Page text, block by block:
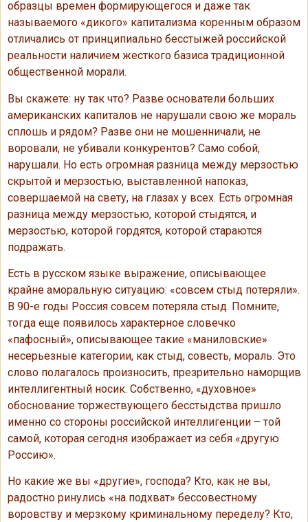
образцы времен формирующегося и даже так
называемого «дикого» капитализма коренным образом
отличались от принципиально бесстыжей российской
реальности наличием жесткого базиса традиционной
общественной морали.
Вы скажете: ну так что? Разве основатели больших
американских капиталов не нарушали свою же мораль
сплошь и рядом? Разве они не мошенничали, не
воровали, не убивали конкурентов? Само собой,
нарушали. Но есть огромная разница между мерзостью
скрытой и мерзостью, выставленной напоказ,
совершаемой на свету, на глазах у всех. Есть огромная
разница между мерзостью, которой стыдятся, и
мерзостью, которой гордятся, которой стараются
подражать.
Есть в русском языке выражение, описывающее
крайне аморальную ситуацию: «совсем стыд потеряли».
В 90-е годы Россия совсем потеряла стыд. Помните,
тогда еще появилось характерное словечко
«пафосный», описывающее такие «маниловские»
несерьезные категории, как стыд, совесть, мораль. Это
слово полагалось произносить, презрительно наморщив
интеллигентный носик. Собственно, «духовное»
обоснование торжествующего бесстыдства пришло
именно со стороны российской интеллигенции – той
самой, которая сегодня изображает из себя «другую
Россию».
Но какие же вы «другие», господа? Кто, как не вы,
радостно ринулись «на подхват» бессовестному
воровству и мерзкому криминальному переделу? Кто,